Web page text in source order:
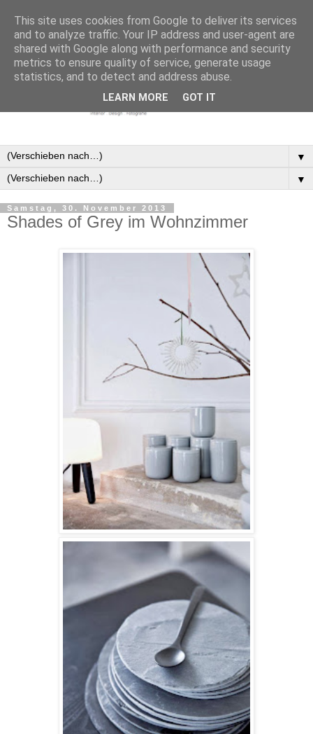
▼
▼
Samstag, 30. November 2013
Shades of Grey im Wohnzimmer
This site uses cookies from Google to deliver its services
and to analyze traffic. Your IP address and user-agent are
shared with Google along with performance and security
metrics to ensure quality of service, generate usage
statistics, and to detect and address abuse.
LEARN MORE GOT IT